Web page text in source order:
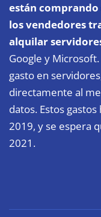
están comprando
los vendedores
alquilar
Google y
gasto en
directamente al
datos. Estos
2019, y se espera
2021.